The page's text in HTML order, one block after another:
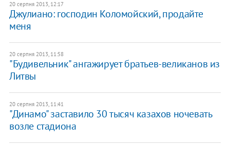
20 серпня 2013, 12:17
Джулиано: господин Коломойский, продайте
меня
20 серпня 2013, 11:58
"Будивельник" ангажирует братьев-великанов из
Литвы
20 серпня 2013, 11:41
"Динамо" заставило 30 тысяч казахов ночевать
возле стадиона